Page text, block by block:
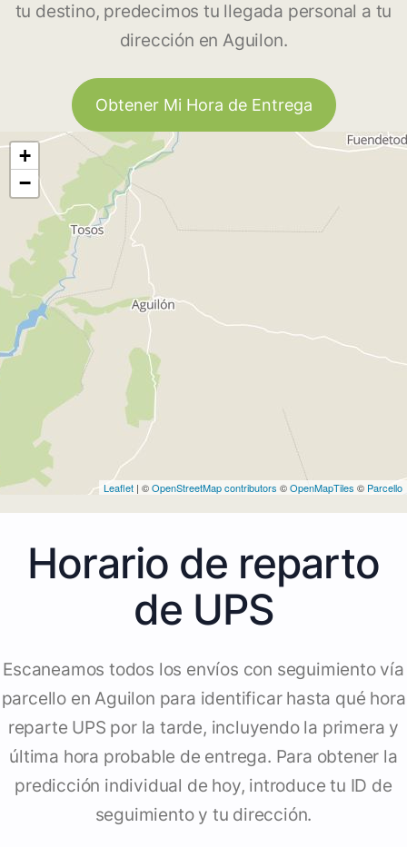
tu destino, predecimos tu llegada personal a tu
dirección en Aguilon.
Obtener Mi Hora de Entrega
+
−
Leaflet | ©OpenStreetMap contributors ©OpenMapTiles © Parcello
Horario de reparto
de UPS
Escaneamos todos los envíos con seguimiento vía
parcello en Aguilon para identificar hasta qué hora
reparte UPS por la tarde, incluyendo la primera y
última hora probable de entrega. Para obtener la
predicción individual de hoy, introduce tu ID de
seguimiento y tu dirección.